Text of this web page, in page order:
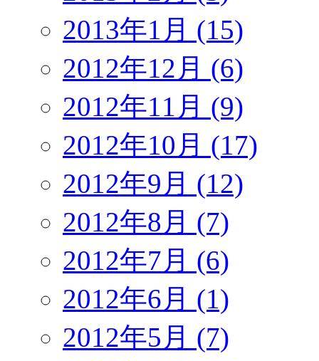
2013年1月 (15)
2012年12月 (6)
2012年11月 (9)
2012年10月 (17)
2012年9月 (12)
2012年8月 (7)
2012年7月 (6)
2012年6月 (1)
2012年5月 (7)